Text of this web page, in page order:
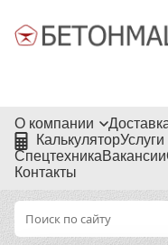
О компании
КалькуляторУслуги
СпецтехникаВакансии
Контакты